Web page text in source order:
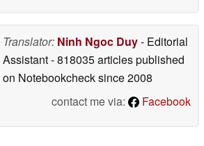
Translator: Ninh Ngoc Duy- Editorial
Assistant- 818035 articles published
on Notebookchecksince 2008
contact me via:
Facebook